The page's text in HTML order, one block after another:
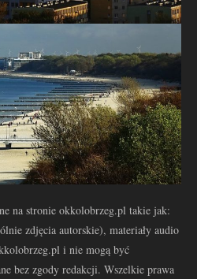
na stronie okkolobrzeg.pl takie jak:
zdjęcia autorskie), materiały audio
i nie mogą być
bez zgody redakcji. Wszelkie prawa